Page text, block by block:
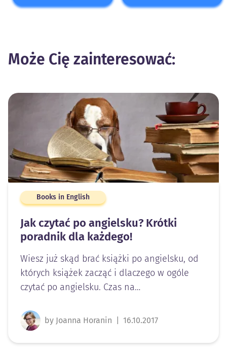
Może Cię zainteresować:
Books in English
Jak czytać po angielsku? Krótki
poradnik dla każdego!
Wiesz już skąd brać książki po angielsku, od
których książek zacząć i dlaczego w ogóle
czytać po angielsku. Czas na…
by Joanna Horanin 16.10.2017